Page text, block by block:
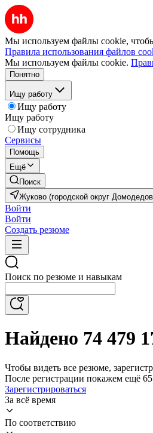
Мы используем файлы cookie, чтобы
Правила использования файлов
Мы используем файлы cookie.
Понятно
Ищу работу
Ищу работу
Ищу работу
Ищу сотрудника
Сервисы
Помощь
Ещё
Поиск
Жуково (городской округ
Войти
Войти
Создать резюме
Поиск по резюме и навыкам
Найдено 74 479
Чтобы видеть все резюме,
После регистрации покажем ещё
Зарегистрироваться
За всё время
По соответствию